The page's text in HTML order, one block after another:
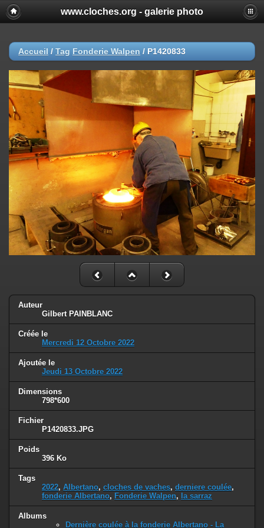
www.cloches.org - galerie photo
Accueil / Tag Fonderie Walpen / P1420833
Auteur
Gilbert PAINBLANC
Créée le
Mercredi 12 Octobre 2022
Ajoutée le
Jeudi 13 Octobre 2022
Dimensions
798*600
Fichier
P1420833.JPG
Poids
396 Ko
Tags
2022, Albertano, cloches de vaches, derniere coulée,
fonderie Albertano, Fonderie Walpen, la sarraz
Albums
Dernière coulée à la fonderie Albertano - La